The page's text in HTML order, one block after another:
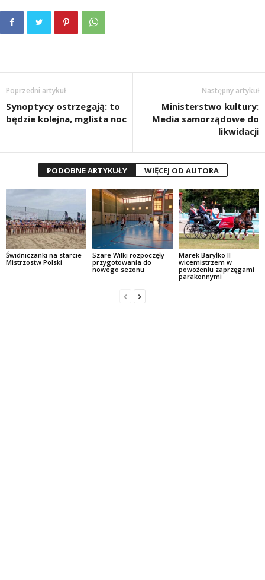
Poprzedni artykuł
Synoptycy ostrzegają: to
będzie kolejna, mglista noc
Następny artykuł
Ministerstwo kultury:
Media samorządowe do
likwidacji
PODOBNE ARTYKUŁY WIĘCEJ OD AUTORA
Świdniczanki na starcie
Mistrzostw Polski
Szare Wilki rozpoczęły
przygotowania do
nowego sezonu
Marek Baryłko II
wicemistrzem w
powożeniu zaprzęgami
parakonnymi